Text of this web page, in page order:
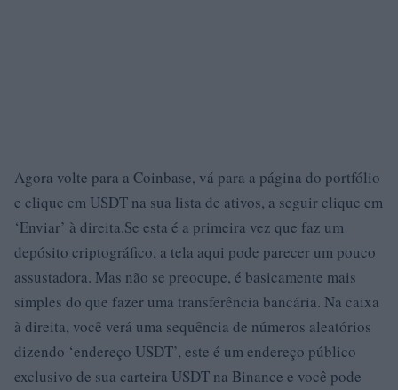
Agora volte para a Coinbase, vá para a página do portfólio
e clique em USDT na sua lista de ativos, a seguir clique em
‘Enviar’ à direita.Se esta é a primeira vez que faz um
depósito criptográfico, a tela aqui pode parecer um pouco
assustadora. Mas não se preocupe, é basicamente mais
simples do que fazer uma transferência bancária. Na caixa
à direita, você verá uma sequência de números aleatórios
dizendo ‘endereço USDT’, este é um endereço público
exclusivo de sua carteira USDT na Binance e você pode